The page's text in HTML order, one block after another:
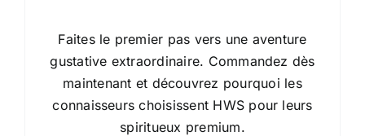
Faites le premier pas vers une aventure
gustative extraordinaire. Commandez dès
maintenant et découvrez pourquoi les
connaisseurs choisissent HWS pour leurs
spiritueux premium.